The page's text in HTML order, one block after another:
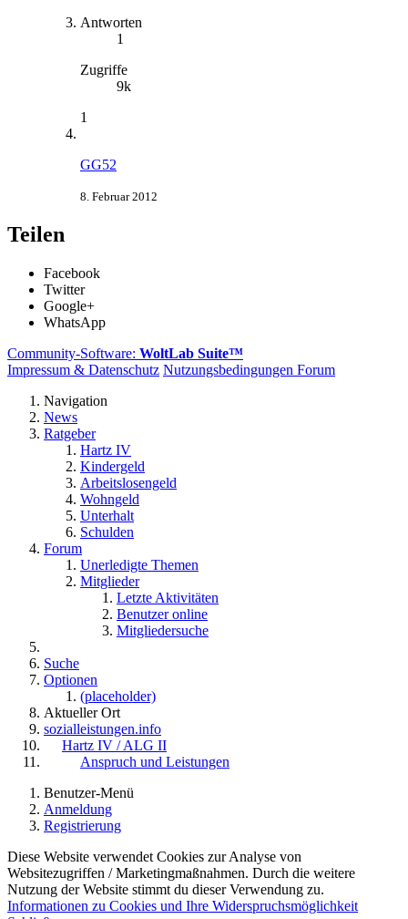
Antworten
1
Zugriffe
9k
1
GG52
8. Februar 2012
Teilen
Facebook
Twitter
Google+
WhatsApp
Community-Software: WoltLab Suite™
Impressum & Datenschutz Nutzungsbedingungen Forum
Navigation
News
Ratgeber
Hartz IV
Kindergeld
Arbeitslosengeld
Wohngeld
Unterhalt
Schulden
Forum
Unerledigte Themen
Mitglieder
Letzte Aktivitäten
Benutzer online
Mitgliedersuche
Suche
Optionen
(placeholder)
Aktueller Ort
sozialleistungen.info
Hartz IV / ALG II
Anspruch und Leistungen
Benutzer-Menü
Anmeldung
Registrierung
Diese Website verwendet Cookies zur Analyse von
Websitezugriffen / Marketingmaßnahmen. Durch die weitere
Nutzung der Website stimmt du dieser Verwendung zu.
Informationen zu Cookies und Ihre Widerspruchsmöglichkeit